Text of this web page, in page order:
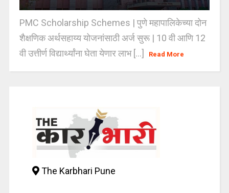
PMC Scholarship Schemes | पुणे महापालिकेच्या दोन
शैक्षणिक अर्थसहाय्य योजनांसाठी अर्ज सुरू | 10 वी आणि 12
वी उत्तीर्ण विद्यार्थ्यांना घेता येणार लाभ [...]
Read More
The Karbhari Pune